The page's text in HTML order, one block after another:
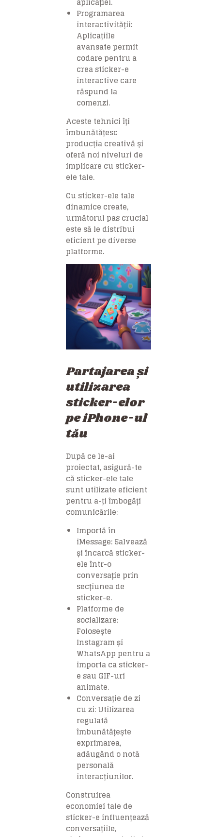
Programarea
interactivității:
Aplicațiile
avansate permit
codare pentru a
crea sticker-e
interactive care
răspund la
comenzi.
Aceste tehnici îți
îmbunătățesc
producția creativă și
oferă noi niveluri de
implicare cu sticker-
ele tale.
Cu sticker-ele tale
dinamice create,
următorul pas crucial
este să le distribui
eficient pe diverse
platforme.
Partajarea și
utilizarea
sticker-elor
pe iPhone-ul
tău
După ce le-ai
proiectat, asigură-te
că sticker-ele tale
sunt utilizate eficient
pentru a-ți îmbogăți
comunicările:
Importă în
iMessage: Salvează
și încarcă sticker-
ele într-o
conversație prin
secțiunea de
sticker-e.
Platforme de
socializare:
Folosește
Instagram și
WhatsApp pentru a
importa ca sticker-
e sau GIF-uri
animate.
Conversație de zi
cu zi: Utilizarea
regulată
îmbunătățește
exprimarea,
adăugând o notă
personală
interacțiunilor.
Construirea
economiei tale de
sticker-e influențează
conversațiile,